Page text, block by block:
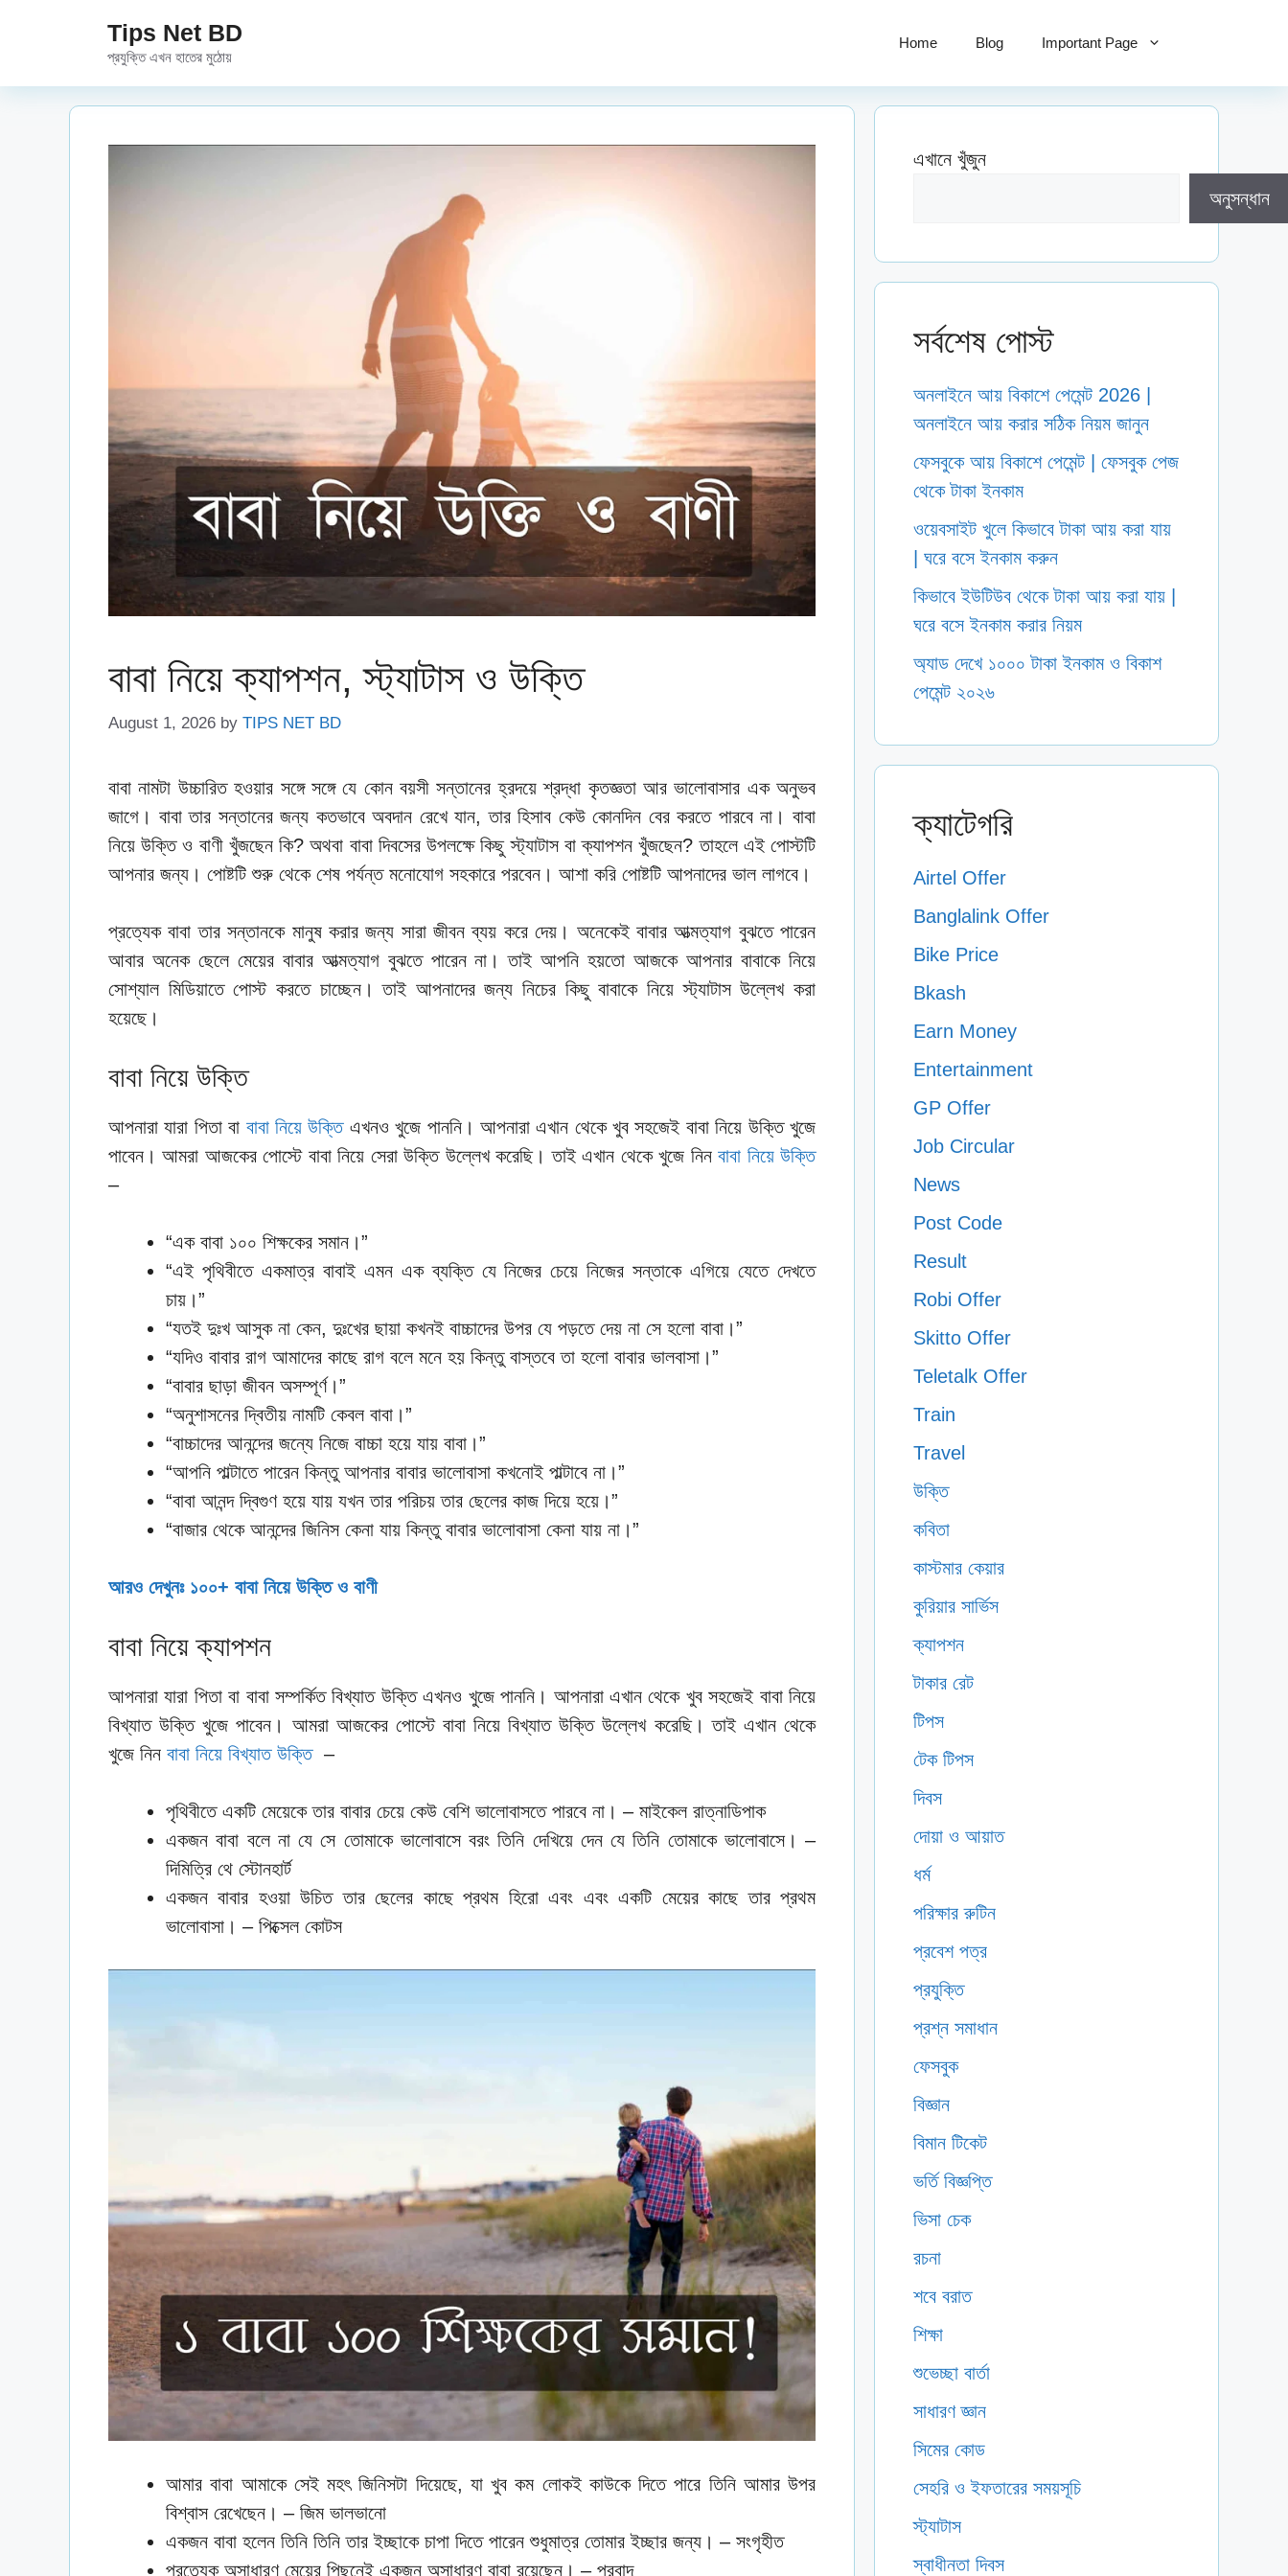
Tips Net BD
প্রযুক্তি এখন হাতের মুঠোয়
Home Blog Important Page
বাবা নিয়ে ক্যাপশন, স্ট্যাটাস ও উক্তি
August 1, 2026 by TIPS NET BD
বাবা নামটা উচ্চারিত হওয়ার সঙ্গে সঙ্গে যে কোন বয়সী সন্তানের হ্রদয়ে শ্রদ্ধা কৃতজ্ঞতা আর ভালোবাসার এক অনুভব
জাগে। বাবা তার সন্তানের জন্য কতভাবে অবদান রেখে যান, তার হিসাব কেউ কোনদিন বের করতে পারবে না। বাবা
নিয়ে উক্তি ও বাণী খুঁজছেন কি? অথবা বাবা দিবসের উপলক্ষে কিছু স্ট্যাটাস বা ক্যাপশন খুঁজছেন? তাহলে এই পোস্টটি
আপনার জন্য। পোষ্টটি শুরু থেকে শেষ পর্যন্ত মনোযোগ সহকারে পরবেন। আশা করি পোষ্টটি আপনাদের ভাল লাগবে।
প্রত্যেক বাবা তার সন্তানকে মানুষ করার জন্য সারা জীবন ব্যয় করে দেয়। অনেকেই বাবার আত্মত্যাগ বুঝতে পারেন
আবার অনেক ছেলে মেয়ের বাবার আত্মত্যাগ বুঝতে পারেন না। তাই আপনি হয়তো আজকে আপনার বাবাকে নিয়ে
সোশ্যাল মিডিয়াতে পোস্ট করতে চাচ্ছেন। তাই আপনাদের জন্য নিচের কিছু বাবাকে নিয়ে স্ট্যাটাস উল্লেখ করা
হয়েছে।
বাবা নিয়ে উক্তি
আপনারা যারা পিতা বা বাবা নিয়ে উক্তিএখনও খুজে পাননি। আপনারা এখান থেকে খুব সহজেই বাবা নিয়ে উক্তি খুজে
পাবেন। আমরা আজকের পোস্টে বাবা নিয়ে সেরা উক্তি উল্লেখ করেছি। তাই এখান থেকে খুজে নিনবাবা নিয়ে উক্তি
–
“এক বাবা ১০০ শিক্ষকের সমান।”
“এই পৃথিবীতে একমাত্র বাবাই এমন এক ব্যক্তি যে নিজের চেয়ে নিজের সন্তাকে এগিয়ে যেতে দেখতে
চায়।”
“যতই দুঃখ আসুক না কেন, দুঃখের ছায়া কখনই বাচ্চাদের উপর যে পড়তে দেয় না সে হলো বাবা।”
“যদিও বাবার রাগ আমাদের কাছে রাগ বলে মনে হয় কিন্তু বাস্তবে তা হলো বাবার ভালবাসা।”
“বাবার ছাড়া জীবন অসম্পূর্ণ।”
“অনুশাসনের দ্বিতীয় নামটি কেবল বাবা।”
“বাচ্চাদের আনন্দের জন্যে নিজে বাচ্চা হয়ে যায় বাবা।”
“আপনি পাল্টাতে পারেন কিন্তু আপনার বাবার ভালোবাসা কখনোই পাল্টাবে না।”
“বাবা আনন্দ দ্বিগুণ হয়ে যায় যখন তার পরিচয় তার ছেলের কাজ দিয়ে হয়ে।”
“বাজার থেকে আনন্দের জিনিস কেনা যায় কিন্তু বাবার ভালোবাসা কেনা যায় না।”
আরও দেখুনঃ ১০০+ বাবা নিয়ে উক্তি ও বাণী
বাবা নিয়ে ক্যাপশন
আপনারা যারা পিতা বা বাবা সম্পর্কিত বিখ্যাত উক্তি এখনও খুজে পাননি। আপনারা এখান থেকে খুব সহজেই বাবা নিয়ে
বিখ্যাত উক্তি খুজে পাবেন। আমরা আজকের পোস্টে বাবা নিয়ে বিখ্যাত উক্তি উল্লেখ করেছি। তাই এখান থেকে
খুজে নিন বাবা নিয়ে বিখ্যাত উক্তি–
পৃথিবীতে একটি মেয়েকে তার বাবার চেয়ে কেউ বেশি ভালোবাসতে পারবে না। – মাইকেল রাত্নাডিপাক
একজন বাবা বলে না যে সে তোমাকে ভালোবাসে বরং তিনি দেখিয়ে দেন যে তিনি তোমাকে ভালোবাসে। –
দিমিত্রি থে স্টোনহার্ট
একজন বাবার হওয়া উচিত তার ছেলের কাছে প্রথম হিরো এবং এবং একটি মেয়ের কাছে তার প্রথম
ভালোবাসা। – পিক্সেল কোটস
আমার বাবা আমাকে সেই মহৎ জিনিসটা দিয়েছে, যা খুব কম লোকই কাউকে দিতে পারে তিনি আমার উপর
বিশ্বাস রেখেছেন। – জিম ভালভানো
একজন বাবা হলেন তিনি তিনি তার ইচ্ছাকে চাপা দিতে পারেন শুধুমাত্র তোমার ইচ্ছার জন্য। – সংগৃহীত
প্রত্যেক অসাধারণ মেয়ের পিছনেই একজন অসাধারণ বাবা রয়েছেন। – প্রবাদ
এখানে খুঁজুন
অনুসন্ধান
সর্বশেষ পোস্ট
অনলাইনে আয় বিকাশে পেমেন্ট 2026 |
অনলাইনে আয় করার সঠিক নিয়ম জানুন
ফেসবুকে আয় বিকাশে পেমেন্ট | ফেসবুক পেজ
থেকে টাকা ইনকাম
ওয়েবসাইট খুলে কিভাবে টাকা আয় করা যায়
| ঘরে বসে ইনকাম করুন
কিভাবে ইউটিউব থেকে টাকা আয় করা যায় |
ঘরে বসে ইনকাম করার নিয়ম
অ্যাড দেখে ১০০০ টাকা ইনকাম ও বিকাশ
পেমেন্ট ২০২৬
ক্যাটেগরি
Airtel Offer
Banglalink Offer
Bike Price
Bkash
Earn Money
Entertainment
GP Offer
Job Circular
News
Post Code
Result
Robi Offer
Skitto Offer
Teletalk Offer
Train
Travel
উক্তি
কবিতা
কাস্টমার কেয়ার
কুরিয়ার সার্ভিস
ক্যাপশন
টাকার রেট
টিপস
টেক টিপস
দিবস
দোয়া ও আয়াত
ধর্ম
পরিক্ষার রুটিন
প্রবেশ পত্র
প্রযুক্তি
প্রশ্ন সমাধান
ফেসবুক
বিজ্ঞান
বিমান টিকেট
ভর্তি বিজ্ঞপ্তি
ভিসা চেক
রচনা
শবে বরাত
শিক্ষা
শুভেচ্ছা বার্তা
সাধারণ জ্ঞান
সিমের কোড
সেহরি ও ইফতারের সময়সূচি
স্ট্যাটাস
স্বাধীনতা দিবস